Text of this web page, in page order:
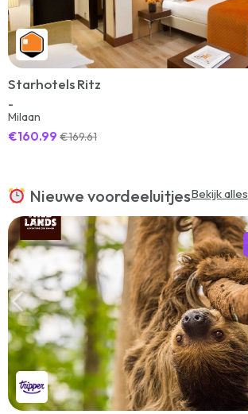
Starhotels Ritz
-
Milaan
€160.99 €169.61
Nieuwe voordeeluitjesBekijk alles